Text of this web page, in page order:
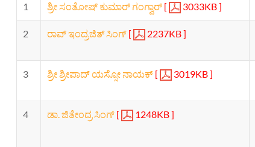
1 ಶ್ರೀ ಸಂತೋಷ್ ಕುಮಾರ್ ಗಂಗ್ವಾರ್[ 3033KB ]
2 ರಾವ್ ಇಂದ್ರಜಿತ್ ಸಿಂಗ್[ 2237KB ]
3 ಶ್ರೀ ಶ್ರೀಪಾದ್ ಯಸ್ಸೋ ನಾಯಕ್[ 3019KB ]
4 ಡಾ. ಜಿತೇಂದ್ರ ಸಿಂಗ್[ 1248KB ]